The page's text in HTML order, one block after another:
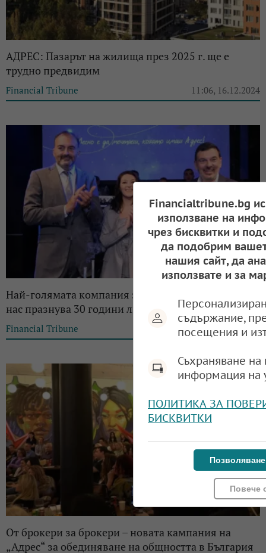
АДРЕС: Пазарът на жилища през 2025 г. ще е
трудно предвидим
Financial Tribune 11:06, 16.12.2024
Най-голямата компания за недвижими имоти у
нас празнува 30 години лидерство на пазара
Financial Tribune 11:57, 19.10.2023
От брокери за брокери – новата кампания на
„Адрес“ за обединяване на общността в България
Financialtribune.bg
използване на
чрез бисквитки и
да подобрим
нашия сайт, да
използвате и за
съдържание,
посещения и
Съхраняване
информация на
ПОЛИТИКА ЗА
БИСКВИТКИ
Повече